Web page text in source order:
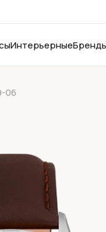
Интерьерные
06